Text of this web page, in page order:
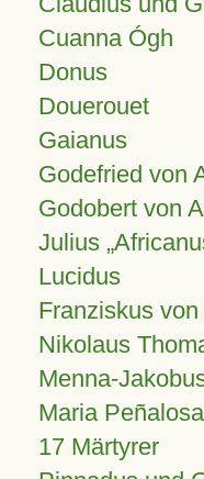
Cuanna Ógh
Donus
Douerouet
Gaianus
Godefried von
Godobert von
Julius
Lucidus
Franziskus
Nikolaus
Menna-
Maria Peñalosa
17 Märtyrer